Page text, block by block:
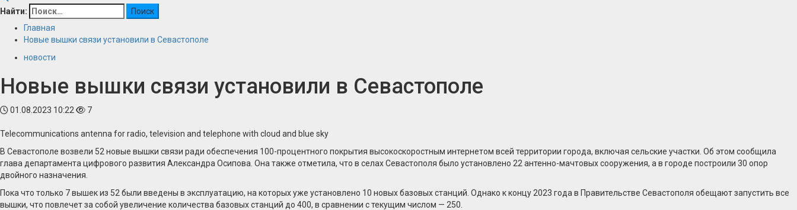
Найти:
Главная
Новые вышки связи установили в Севастополе
новости
Новые вышки связи установили в Севастополе
01.08.2023 10:22 7
Telecommunications antenna for radio, television and telephone with cloud and blue sky
В Севастополе возвели 52 новые вышки связи ради обеспечения 100-процентного покрытия высокоскоростным интернетом всей территории города, включая сельские участки. Об этом сообщила
глава департамента цифрового развития Александра Осипова. Она также отметила, что в селах Севастополя было установлено 22 антенно-мачтовых сооружения, а в городе построили 30 опор
двойного назначения.
Пока что только 7 вышек из 52 были введены в эксплуатацию, на которых уже установлено 10 новых базовых станций. Однако к концу 2023 года в Правительстве Севастополя обещают запустить все
вышки, что повлечет за собой увеличение количества базовых станций до 400, в сравнении с текущим числом — 250.